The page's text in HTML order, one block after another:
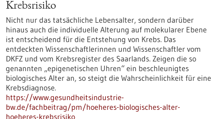
Krebsrisiko
Nicht nur das tatsächliche Lebensalter, sondern darüber
hinaus auch die individuelle Alterung auf molekularer Ebene
ist entscheidend für die Entstehung von Krebs. Das
entdeckten Wissenschaftlerinnen und Wissenschaftler vom
DKFZ und vom Krebsregister des Saarlands. Zeigen die so
genannten „epigenetischen Uhren“ ein beschleunigtes
biologisches Alter an, so steigt die Wahrscheinlichkeit für eine
Krebsdiagnose.
https://www.gesundheitsindustrie-
bw.de/fachbeitrag/pm/hoeheres-biologisches-alter-
hoeheres-krebsrisiko